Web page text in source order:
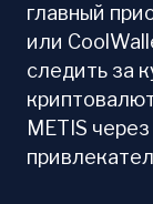
главный
или
следить за
METIS